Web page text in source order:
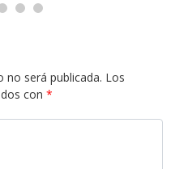
no será publicada. Los
con *